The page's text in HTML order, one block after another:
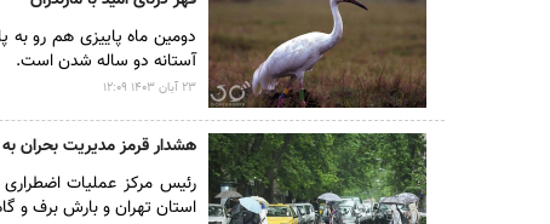
دومین ماه پاییزی هم رو به
آستانه دو ساله شدن است.
۲۳ آبان ۱۴۰۳ ۱۲:۰۹
هشدار قرمز مدیریت بحران به
رئیس مرکز عملیات
استان تهران و بارش برف و